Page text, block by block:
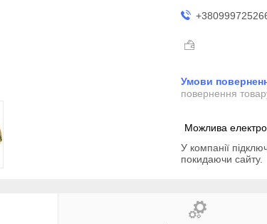
повернення
У компанії
покидаючи сайту.